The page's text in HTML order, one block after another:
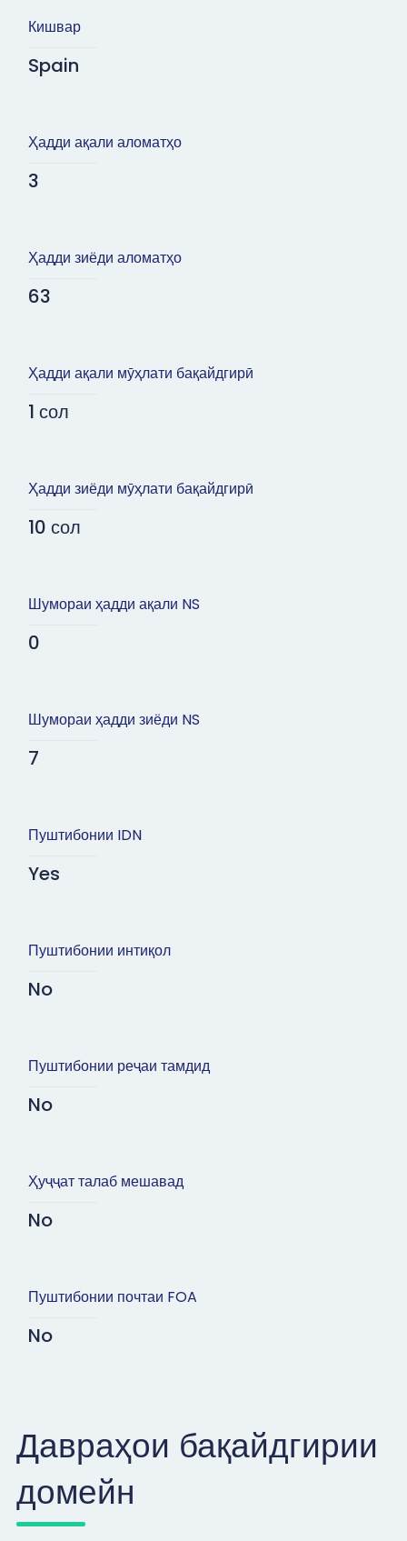
Кишвар
Spain
Ҳадди ақали аломатҳо
3
Ҳадди зиёди аломатҳо
63
Ҳадди ақали мӯҳлати бақайдгирӣ
1 сол
Ҳадди зиёди мӯҳлати бақайдгирӣ
10 сол
Шумораи ҳадди ақали NS
0
Шумораи ҳадди зиёди NS
7
Пуштибонии IDN
Yes
Пуштибонии интиқол
No
Пуштибонии реҷаи тамдид
No
Ҳуҷҷат талаб мешавад
No
Пуштибонии почтаи FOA
No
Давраҳои бақайдгирии
домейн